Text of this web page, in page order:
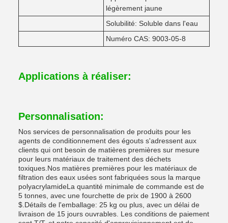
légèrement jaune
Solubilité: Soluble dans l'eau
Numéro CAS: 9003-05-8
Applications à réaliser:
Personnalisation:
Nos services de personnalisation de produits pour les
agents de conditionnement des égouts s'adressent aux
clients qui ont besoin de matières premières sur mesure
pour leurs matériaux de traitement des déchets
toxiques.Nos matières premières pour les matériaux de
filtration des eaux usées sont fabriquées sous la marque
polyacrylamideLa quantité minimale de commande est de
5 tonnes, avec une fourchette de prix de 1900 à 2600
$.Détails de l'emballage: 25 kg ou plus, avec un délai de
livraison de 15 jours ouvrables. Les conditions de paiement